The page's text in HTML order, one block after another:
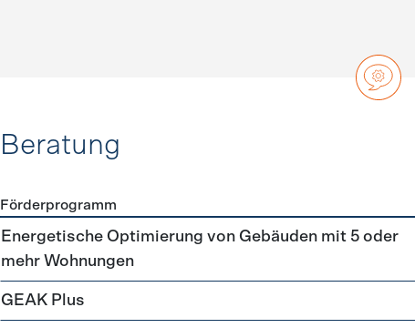
Beratung
Förderprogramme Beratung
Förderprogramm
Energetische Optimierung von Gebäuden mit 5 oder
mehr Wohnungen
GEAK Plus